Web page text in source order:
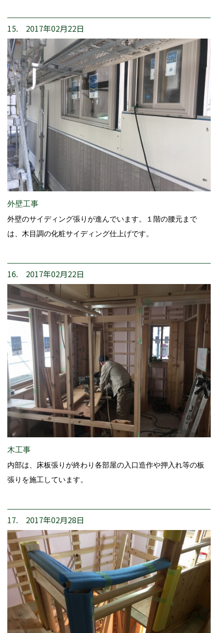
15. 2017年02月22日
外壁工事
外壁のサイディング張りが進んでいます。１階の腰元まで
は、木目調の化粧サイディング仕上げです。
16. 2017年02月22日
木工事
内部は、床板張りが終わり各部屋の入口造作や押入れ等の板
張りを施工しています。
17. 2017年02月28日